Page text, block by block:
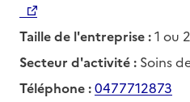
Taille de l'entreprise :1 ou
Secteur d'activité : Soins
Téléphone :0477712873